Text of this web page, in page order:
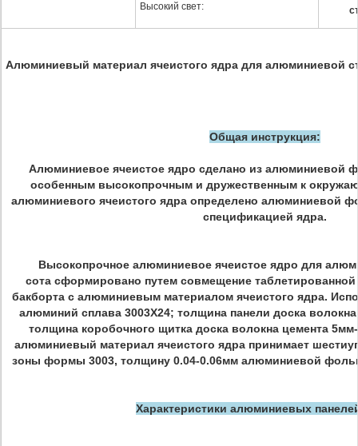
Высокий свет:
Алюминиевый материал ячеистого ядра для алюминиевой
Общая инструкция:
Алюминиевое ячеистое ядро сделано из алюминиевой
особенным высокопрочным и дружественным к
алюминиевого ячеистого ядра определено алюминиевой
спецификацией ядра.
Высокопрочное алюминиевое ячеистое ядро для
сота сформировано путем совмещение
бакборта с алюминиевым материалом ячеистого ядра.
алюминий сплава 3003Х24; толщина панели доска
толщина коробочного щитка доска волокна цемента
алюминиевый материал ячеистого ядра принимает
зоны формы 3003, толщину 0.04-0.06мм алюминиевой
Характеристики алюминиевых